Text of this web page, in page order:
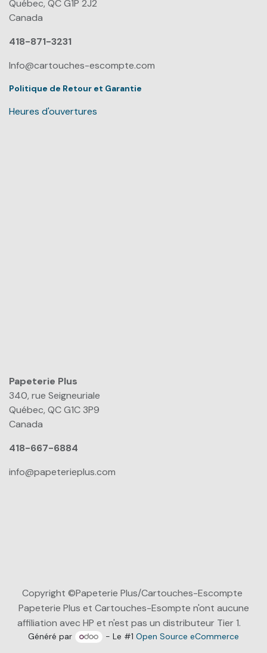
Québec, QC G1P 2J2
Canada
418-871-3231
Info@cartouches-escompte.com
Politique de Retour et Garantie
Heures d'ouvertures
Papeterie Plus​
340, rue Seigneuriale
Québec, QC G1C 3P9
Canada
418-667-6884
info@papeterieplus.com
Copyright ©Papeterie Plus/Cartouches-Escompte
Papeterie Plus et Cartouches-Esompte n'ont aucune
affiliation avec HP et n'est pas un distributeur Tier 1.
Généré par - Le #1Open Source eCommerce